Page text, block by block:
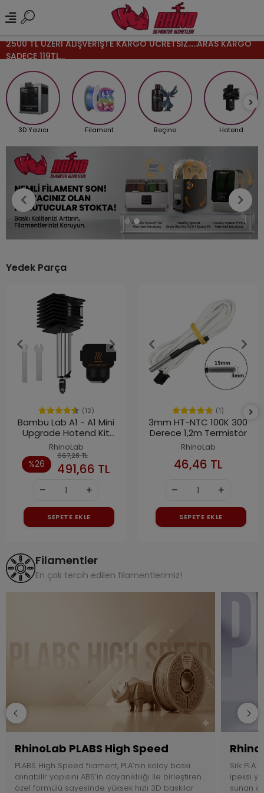
2500 TL ÜZERİ ALIŞVERİŞTE KARGO ÜCRETSİZ.....ARAS KARGO
SADECE 119TL...
3D Yazıcı Filament Reçine Hotend
Yedek Parça
(12)
Bambu Lab A1 - A1 Mini
Upgrade Hotend Kit
0.4mm
RhinoLab
%26
667,28 TL
491,66 TL
SEPETE EKLE
(1)
3mm HT-NTC 100K 300
Derece 1,2m Termistör
RhinoLab
46,46 TL
SEPETE EKLE
Filamentler
En çok tercih edilen filamentlerimiz!
RhinoLab PLABS High Speed
PLABS High Speed filament, PLA’nın kolay baskı
alınabilir yapısını ABS’in dayanıklılığı ile birleştiren
özel formülü sayesinde yüksek hızlı 3D baskılar
Silk PLA
ipeksi
sunan